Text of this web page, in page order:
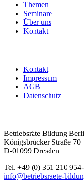
Themen
Seminare
Über uns
Kontakt
Kontakt
Impressum
AGB
Datenschutz
Betriebsräte Bildung
Königsbrücker Straße 70
D-01099 Dresden
Tel. +49 (0) 351 210
info@betriebsraete-